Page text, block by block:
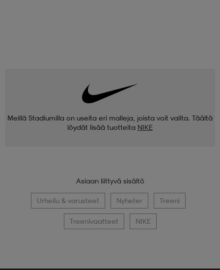
Meillä Stadiumilla on useita eri malleja, joista voit valita. Täältä
löydät lisää tuotteita NIKE
Asiaan liittyvä sisältö
Urheilu & varusteet Nyheter Treeni
Treenivaatteet NIKE